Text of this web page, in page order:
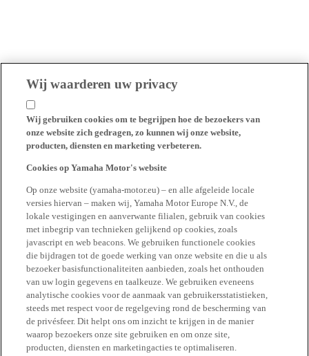
Wij waarderen uw privacy
Wij gebruiken cookies om te begrijpen hoe de bezoekers van
onze website zich gedragen, zo kunnen wij onze website,
producten, diensten en marketing verbeteren.
Cookies op Yamaha Motor's website
Op onze website (yamaha-motor.eu) – en alle afgeleide locale
versies hiervan – maken wij, Yamaha Motor Europe N.V., de
lokale vestigingen en aanverwante filialen, gebruik van cookies
met inbegrip van technieken gelijkend op cookies, zoals
javascript en web beacons. We gebruiken functionele cookies
die bijdragen tot de goede werking van onze website en die u als
bezoeker basisfunctionaliteiten aanbieden, zoals het onthouden
van uw login gegevens en taalkeuze. We gebruiken eveneens
analytische cookies voor de aanmaak van gebruikersstatistieken,
steeds met respect voor de regelgeving rond de bescherming van
de privésfeer. Dit helpt ons om inzicht te krijgen in de manier
waarop bezoekers onze site gebruiken en om onze site,
producten, diensten en marketingacties te optimaliseren.